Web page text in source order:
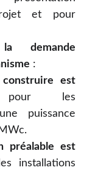
et pour
demande
:
est
les
puissance
préalable est
installations